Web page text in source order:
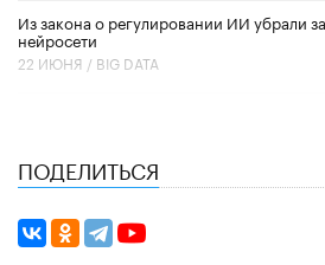
Из закона о регулировании ИИ убрали
нейросети
22 ИЮНЯ / BIG DATA
ПОДЕЛИТЬСЯ